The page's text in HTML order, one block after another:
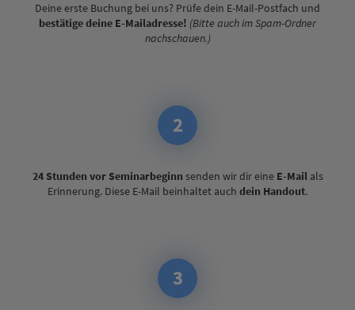
Deine erste Buchung bei uns? Prüfe dein E-Mail-Postfach und
bestätige deine E-Mailadresse! (Bitte auch im Spam-Ordner
nachschauen.)
2
24 Stunden vor Seminarbeginn senden wir dir eine E-Mailals
Erinnerung. Diese E-Mail beinhaltet auch dein Handout.
3